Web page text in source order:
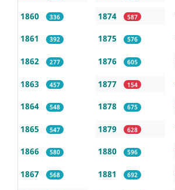
1860 336
1861 392
1862 277
1863 457
1864 548
1865 547
1866 580
1867 568
1874 587
1875 576
1876 605
1877 154
1878 675
1879 628
1880 596
1881 692